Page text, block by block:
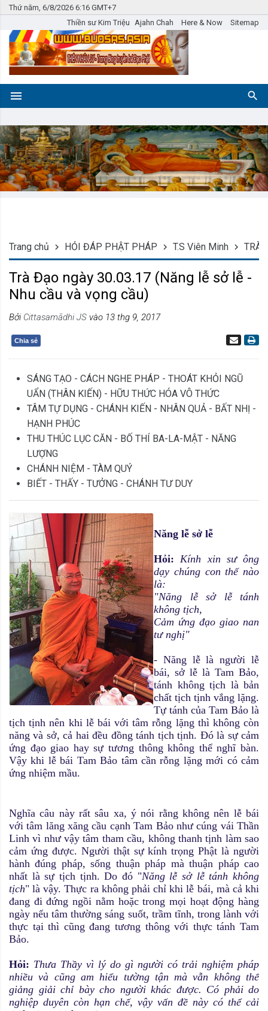
Thứ năm, 6/8/2026 6:16 GMT+7
Thiền sư Kim Triệu Ajahn Chah Here & Now Sitemap
Trang chủ HỎI ĐÁP PHẬT PHÁP T.S Viên Minh TRÀ
Trà Đạo ngày 30.03.17 (Năng lễ sở lễ -
Nhu cầu và vọng cầu)
Bởi Cittasamādhi JS vào 13 thg 9, 2017
Chia sẻ
SÁNG TẠO - CÁCH NGHE PHÁP - THOÁT KHỎI NGŨ
UẨN (THÂN KIẾN) - HỮU THỨC HÓA VÔ THỨC
TÂM TỰ DỤNG - CHÁNH KIẾN - NHÂN QUẢ - BẤT NHỊ -
HẠNH PHÚC
THU THÚC LỤC CĂN - BỐ THÍ BA-LA-MẬT - NĂNG
LƯỢNG
CHÁNH NIỆM - TÀM QUÝ
BIẾT - THẤY - TƯỞNG - CHÁNH TƯ DUY
Năng lễ sở lễ
Hỏi:Kính xin sư ông
dạy chúng con thế nào
là:
"Năng lễ sở lễ tánh
không tịch,
Cảm ứng đạo giao nan
tư nghị"
- Năng lễ là người lễ
bái, sở lễ là Tam Bảo,
tánh không tịch là bản
chất tịch tịnh vắng lặng.
Tự tánh của Tam Bảo là
tịch tịnh nên khi lễ bái với tâm rỗng lặng thì không còn
năng và sở, cả hai đều đồng tánh tịch tịnh. Đó là sự cảm
ứng đạo giao hay sự tương thông không thể nghĩ bàn.
Vậy khi lễ bái Tam Bảo tâm cần rỗng lặng mới có cảm
ứng nhiệm mầu.
Nghĩa câu này rất sâu xa, ý nói rằng không nên lễ bái
với tâm lăng xăng cầu cạnh Tam Bảo như cúng vái Thần
Linh vì như vậy tâm tham cầu, không thanh tịnh làm sao
cảm ứng được. Người thật sự kính trọng Phật là người
hành đúng pháp, sống thuận pháp mà thuận pháp cao
nhất là sự tịch tịnh. Do đó "Năng lễ sở lễ tánh không
tịch" là vậy. Thực ra không phải chỉ khi lễ bái, mà cả khi
đang đi đứng ngồi nằm hoặc trong mọi hoạt động hàng
ngày nếu tâm thường sáng suốt, trầm tĩnh, trong lành với
thực tại thì cũng đang tương thông với thực tánh Tam
Bảo.
Hỏi: Thưa Thầy vì lý do gì người có trải nghiệm pháp
nhiều và cũng am hiểu tường tận mà vẫn không thể
giảng giải chỉ bày cho người khác được. Có phải do
nghiệp duyên còn hạn chế, vậy vấn đề này có thể cải